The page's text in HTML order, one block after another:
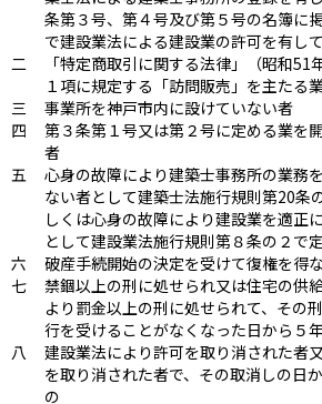
条第３号、第４号及び第５号の名簿に
で建設業法による建設業の許可を有し
二
「特定商取引に関する法律」（昭和
１項に規定する「訪問販売」を主たる
三
事業所を神戸市内に設けていない者
四
第３条第１号又は第２号に定める業を
者
五
心身の故障により建築士事務所の業務
ない者として建築士法施行規則第20条
しくは心身の故障により建設業を適正
として建設業法施行規則第８条の２で
六
破産手続開始の決定を受けて復権を得
七
禁錮以上の刑に処せられ又は住宅の供
より罰金以上の刑に処せられて、その
行を受けることがなくなった日から５
八
建設業法により許可を取り消された者
を取り消された者で、その取消しの日
の